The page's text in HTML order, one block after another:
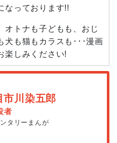
なっております!!
オトナも子どもも、おじ
犬も猫もカラスも･･･漫画
楽しみください!
市川染五郎
者
タリーまんが